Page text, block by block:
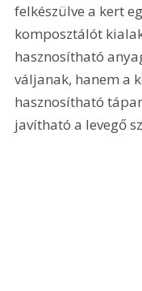
felkészülve a kert
komposztálót
hasznosítható
váljanak, hanem a
hasznosítható
javítható a levegő